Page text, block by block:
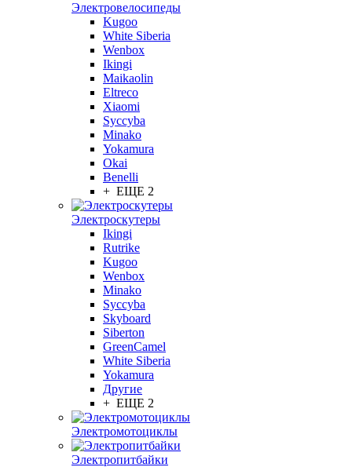
Электровелосипеды
Kugoo
White Siberia
Wenbox
Ikingi
Maikaolin
Eltreco
Xiaomi
Syccyba
Minako
Yokamura
Okai
Benelli
+ ЕЩЕ 2
Электроскутеры
Ikingi
Rutrike
Kugoo
Wenbox
Minako
Syccyba
Skyboard
Siberton
GreenCamel
White Siberia
Yokamura
Другие
+ ЕЩЕ 2
Электромотоциклы
Электропитбайки